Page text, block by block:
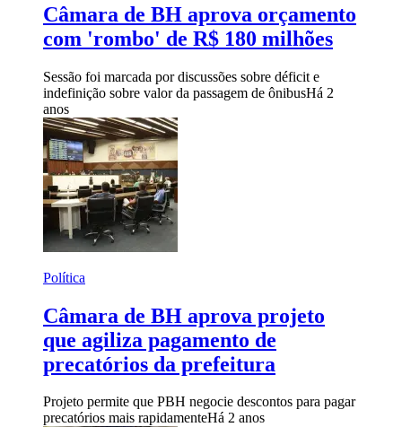
Câmara de BH aprova orçamento
com 'rombo' de R$ 180 milhões
Sessão foi marcada por discussões sobre déficit e
indefinição sobre valor da passagem de ônibusHá 2
anos
Política
Câmara de BH aprova projeto
que agiliza pagamento de
precatórios da prefeitura
Projeto permite que PBH negocie descontos para pagar
precatórios mais rapidamenteHá 2 anos